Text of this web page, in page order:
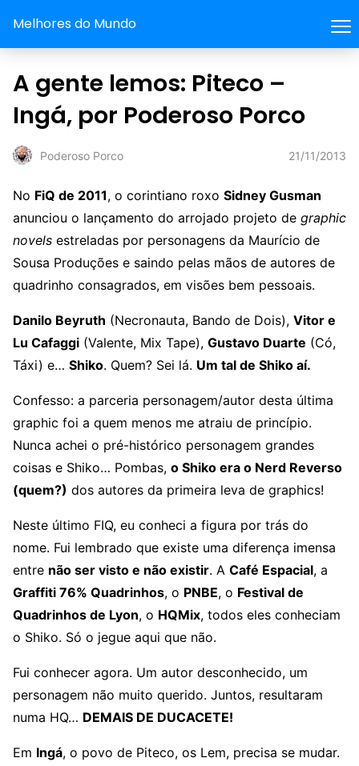
Melhores do Mundo
A gente lemos: Piteco –
Ingá, por Poderoso Porco
Poderoso Porco 21/11/2013
No FiQ de 2011, o corintiano roxo Sidney Gusman
anunciou o lançamento do arrojado projeto de graphic
novels estreladas por personagens da Maurício de
Sousa Produções e saindo pelas mãos de autores de
quadrinho consagrados, em visões bem pessoais.
Danilo Beyruth (Necronauta, Bando de Dois), Vitor e
Lu Cafaggi (Valente, Mix Tape), Gustavo Duarte (Có,
Táxi) e… Shiko. Quem? Sei lá. Um tal de Shiko aí.
Confesso: a parceria personagem/autor desta última
graphic foi a quem menos me atraiu de princípio.
Nunca achei o pré-histórico personagem grandes
coisas e Shiko… Pombas, o Shiko era o Nerd Reverso
(quem?) dos autores da primeira leva de graphics!
Neste último FIQ, eu conheci a figura por trás do
nome. Fui lembrado que existe uma diferença imensa
entre não ser visto e não existir. A Café Espacial, a
Graffiti 76% Quadrinhos, o PNBE, o Festival de
Quadrinhos de Lyon, o HQMix, todos eles conheciam
o Shiko. Só o jegue aqui que não.
Fui conhecer agora. Um autor desconhecido, um
personagem não muito querido. Juntos, resultaram
numa HQ… DEMAIS DE DUCACETE!
Em Ingá, o povo de Piteco, os Lem, precisa se mudar.